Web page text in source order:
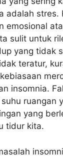
adalah stres.
emosional
sulit untuk
yang tidak
teratur,
insomnia.
ruangan
yang
tidur kita.